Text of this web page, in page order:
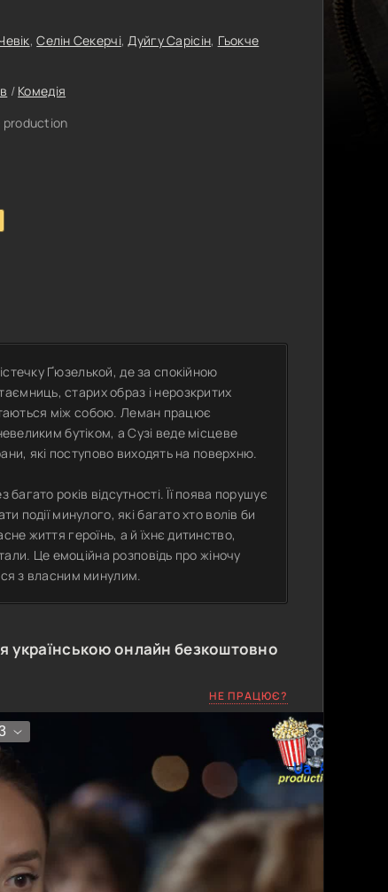
,Селін Секерчі,Дуйгу Сарісін, Гьокче
/ Комедія
production
Ґюзелькой, де за спокійною
старих образ і нерозкритих
між собою. Леман працює
бутіком, а Сузі веде місцеве
які поступово виходять на поверхню.
років відсутності. Її поява порушує
події минулого, які багато хто волів би
життя героїнь, а й їхнє дитинство,
Це емоційна розповідь про жіночу
з власним минулим.
українською онлайн безкоштовно
НЕ ПРАЦЮЄ?